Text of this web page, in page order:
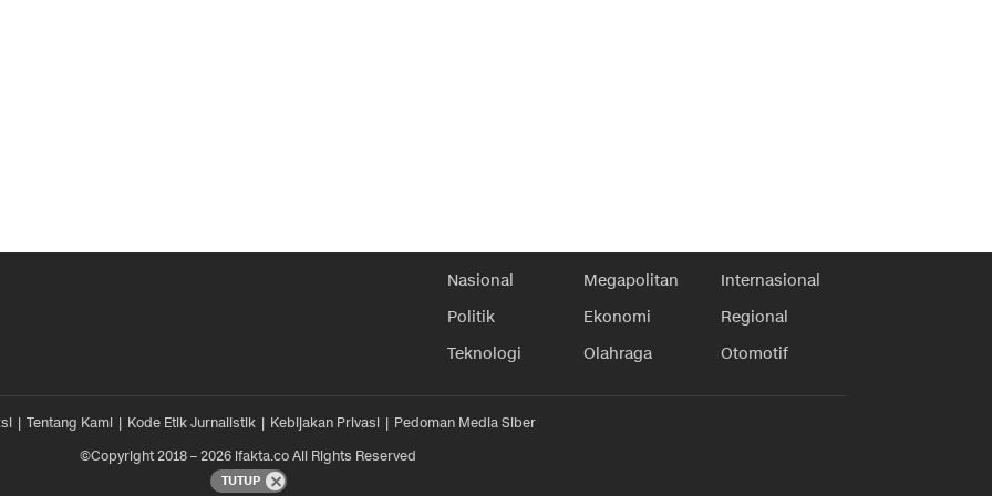
Nasional Megapolitan
Internasional
Politik
Ekonomi
Regional
Teknologi
Olahraga Otomotif
Tentang Kami Kode Etik Jurnalistik Kebijakan Privasi
Pedoman Media Siber
©Copyright 2018 – 2026 ifakta.co All Rights Reserved
TUTUP